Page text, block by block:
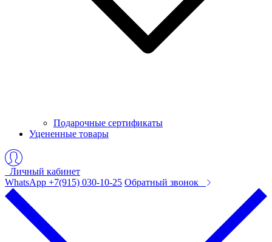
Подарочные сертификаты
Уцененные товары
Личный кабинет
WhatsApp +7(915) 030-10-25 Обратный звонок